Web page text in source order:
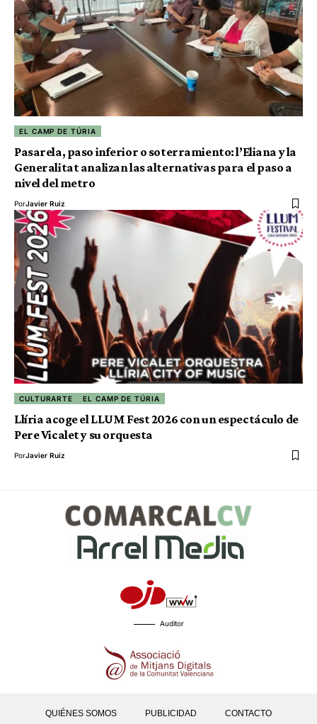
EL CAMP DE TÚRIA
Pasarela, paso inferior o soterramiento: l’Eliana y la
Generalitat analizan las alternativas para el paso a
nivel del metro
PorJavier Ruiz
CULTURARTE EL CAMP DE TÚRIA
Llíria acoge el LLUM Fest 2026 con un espectáculo de
Pere Vicalet y su orquesta
PorJavier Ruiz
Auditor
QUIÉNES SOMOS PUBLICIDAD CONTACTO